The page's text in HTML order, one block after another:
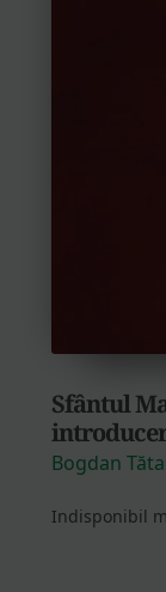
Sfântul
Bogdan
Indisponibil